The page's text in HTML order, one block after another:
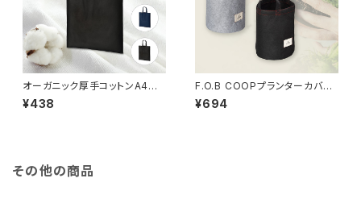
オーガニック厚手コットンA4フラ
ットバッグ MG
¥438
F.O.B COOPプランターカバ
ー M MG
¥694
その他の商品